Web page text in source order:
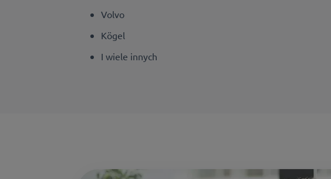
Volvo
Kögel
I wiele innych